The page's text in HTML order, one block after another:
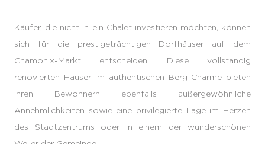
Käufer, die nicht in ein Chalet investieren möchten, können
sich für die prestigeträchtigen Dorfhäuser auf dem
Chamonix-Markt entscheiden. Diese vollständig
renovierten Häuser im authentischen Berg-Charme bieten
ihren Bewohnern ebenfalls außergewöhnliche
Annehmlichkeiten sowie eine privilegierte Lage im Herzen
des Stadtzentrums oder in einem der wunderschönen